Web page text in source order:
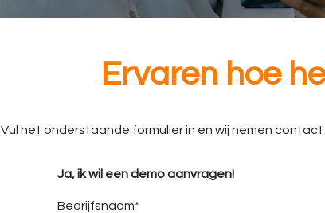
Ervaren hoe
Vul het onderstaande formulier in en wij nemen
Ja, ik wil een demo aanvragen!
Bedrijfsnaam*